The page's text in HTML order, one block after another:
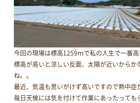
今回の現場は標高1259ｍで私の人生で一番
標高が高いと涼しい反面、太陽が近いからか
ね。。
最近、気温も思いがけず高いですので熱中症
毎日天候には気を付けて作業にあったっても